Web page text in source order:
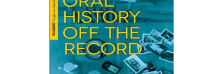
آخرین دیدگاه‌ها
George Veithدرمَه‌لقا مَلّاح، حافظ محیط زیست ایران